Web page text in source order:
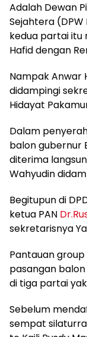
Adalah Dewan
Sejahtera (DPW
kedua partai itu
Hafid dengan
Nampak Anwar
didampingi
Hidayat
Dalam
balon gubernur
diterima
Wahyudin
Begitupun di
ketua PAN
sekretarisnya
Pantauan
pasangan
di tiga partai
Sebelum
sempat